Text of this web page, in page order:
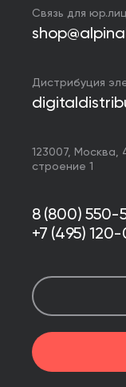
Связь для юр.лиц
Дистрибуция
123007, Москва,
строение 1
8 (800) 550-
+7 (495)